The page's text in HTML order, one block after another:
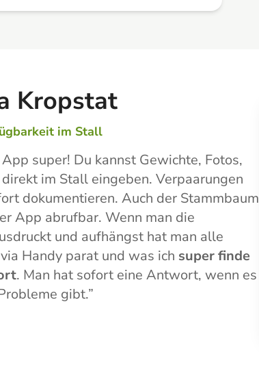
Kropstat
im Stall
super! Du kannst Gewichte, Fotos,
im Stall eingeben. Verpaarungen
dokumentieren. Auch der Stammbaum
App abrufbar. Wenn man die
und aufhängst hat man alle
Handy parat und was ich super finde
. Man hat sofort eine Antwort, wenn es
gibt.”